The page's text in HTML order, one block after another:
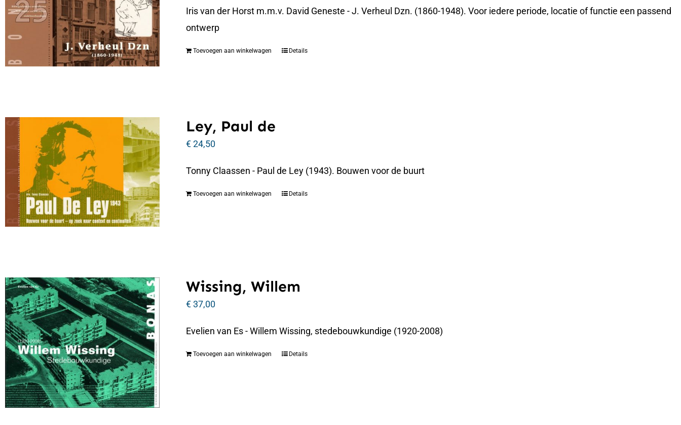
Iris van der Horst m.m.v. David Geneste - J. Verheul Dzn. (1860-1948). Voor iedere periode, locatie of functie een passend
ontwerp
Toevoegen aan winkelwagen Details
Ley, Paul de
€24,50
Tonny Claassen - Paul de Ley (1943). Bouwen voor de buurt
Toevoegen aan winkelwagen Details
Wissing, Willem
€37,00
Evelien van Es - Willem Wissing, stedebouwkundige (1920-2008)
Toevoegen aan winkelwagen Details